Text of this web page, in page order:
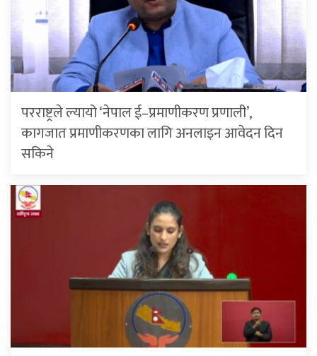
परराष्ट्रले ल्यायो ‘नेपाल ई–प्रमाणीकरण प्रणाली’,
कागजात प्रमाणीकरणका लागि अनलाइन आवेदन दिन
सकिने